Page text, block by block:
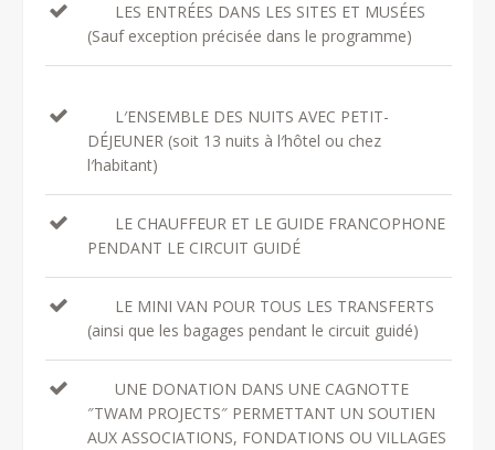
LES ENTRÉES DANS LES SITES ET MUSÉES
(Sauf exception précisée dans le programme)
L′ENSEMBLE DES NUITS AVEC PETIT-
DÉJEUNER (soit 13 nuits à l′hôtel ou chez
l′habitant)
LE CHAUFFEUR ET LE GUIDE FRANCOPHONE
PENDANT LE CIRCUIT GUIDÉ
LE MINI VAN POUR TOUS LES TRANSFERTS
(ainsi que les bagages pendant le circuit guidé)
UNE DONATION DANS UNE CAGNOTTE
″TWAM PROJECTS″ PERMETTANT UN SOUTIEN
AUX ASSOCIATIONS, FONDATIONS OU VILLAGES